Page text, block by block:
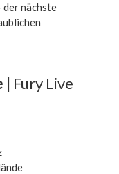
der nächste
| Fury Live